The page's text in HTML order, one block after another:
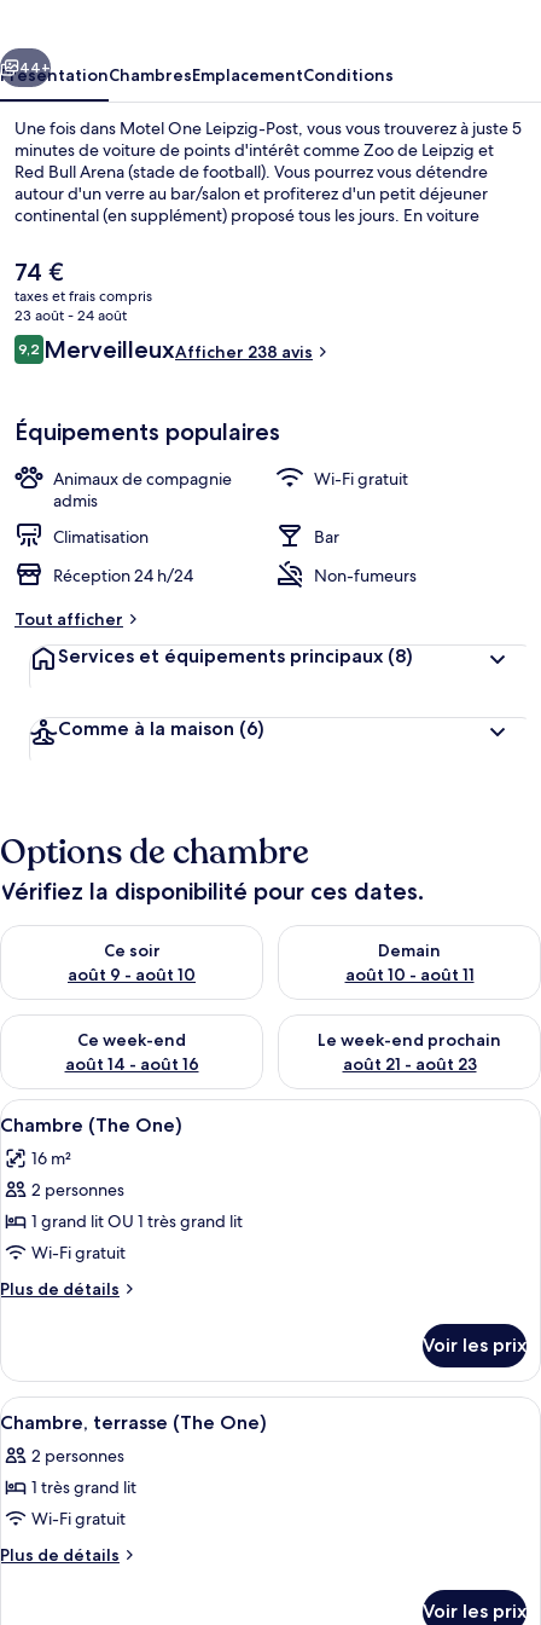
Suivant
44+
PrésentationChambresEmplacementConditions
Une fois dans Motel One Leipzig-Post, vous vous trouverez à juste 5
minutes de voiture de points d'intérêt comme Zoo de Leipzig et
Red Bull Arena (stade de football). Vous pourrez vous détendre
autour d'un verre au bar/salon et profiterez d'un petit déjeuner
continental (en supplément) proposé tous les jours. En voiture
pour rejoindre des sites comme Foire de Leipzig et Cospudener See
(lac de Cospuden).Quelques minutes de marche seulement
séparent l'hébergement des transports publics : Arrêt de tram
Augustusplatz est accessible en quelques foulées et Arrêt de tram
Roßplatz se situe à 7 min à pied.
Le
prix
actuel
est
de
74 €
taxes et frais compris
23 août - 24 août
Avis
voyageurs
9,29,2 sur 10
MerveilleuxAfficher 238 avis
Équipements populaires
Animaux de compagnie
admis
Wi-Fi gratuit
Climatisation
Bar
Réception 24 h/24
Non-fumeurs
Tout afficher
Services et équipements principaux (8)
Comme à la maison (6)
Options de chambre
Vérifiez la disponibilité pour ces dates.
Ce soir
août 9 - août 10
Vérifier la disponibilité pour ce soir août 9 - août 10
Demain
août 10 - août 11
Vérifier la disponibilité pour
Ce week-end
août 14 - août 16
Vérifier la disponibilité pour ce week-end août 14 - août 16
Le week-end prochain
août 21 - août 23
Vérifier la disponibilité pour
Afficher
toutes
les
photos
pour
ce
type
de
Chambre
(The
One)
Chambre (The One) | Équipement de
7
Chambre (The One)
16 m²
2 personnes
1 grand lit OU 1 très grand lit
Wi-Fi gratuit
Plus de détails
Plus
le
type
de
Chambre
(The
Voir les prix
Afficher
toutes
les
photos
pour
ce
Une chambre d’hôtel avec un lit,
8
Chambre, terrasse (The One)
2 personnes
1 très grand lit
Wi-Fi gratuit
Plus de détails
Plus
Voir les prix